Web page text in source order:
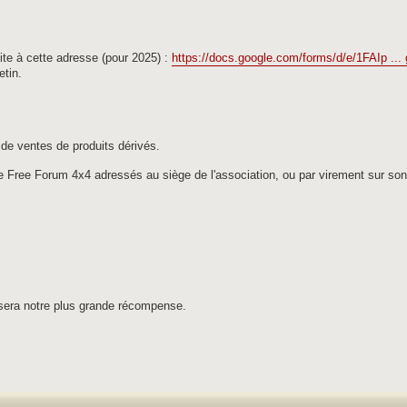
à cette adresse (pour 2025) : https://docs.google.com/forms/d/e/1FAIp ...
ventes de produits dérivés.
Forum 4x4 adressés au siège de l'association, ou par virement sur
notre plus grande récompense.